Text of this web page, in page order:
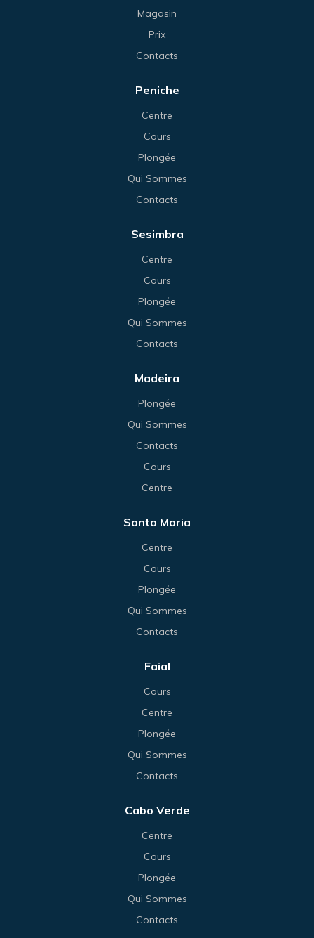
Magasin
Prix
Contacts
Peniche
Centre
Cours
Plongée
Qui Sommes
Contacts
Sesimbra
Centre
Cours
Plongée
Qui Sommes
Contacts
Madeira
Plongée
Qui Sommes
Contacts
Cours
Centre
Santa Maria
Centre
Cours
Plongée
Qui Sommes
Contacts
Faial
Cours
Centre
Plongée
Qui Sommes
Contacts
Cabo Verde
Centre
Cours
Plongée
Qui Sommes
Contacts